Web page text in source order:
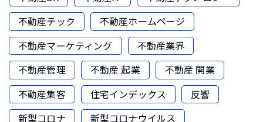
不動産テック
不動産ホームページ
不動産マーケティング
不動産業界
不動産管理
不動産 起業
不動産 開業
不動産集客
住宅インデックス
反響
新型コロナ
新型コロナウイルス